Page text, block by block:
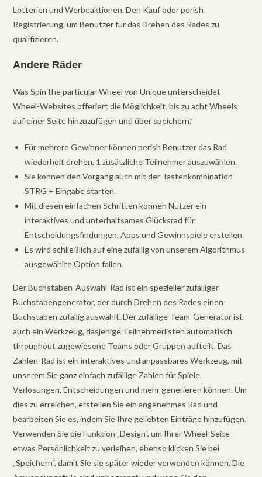
Lotterien und Werbeaktionen. Den Kauf oder perish
Registrierung, um Benutzer für das Drehen des Rades zu
qualifizieren.
Andere Räder
Was Spin the particular Wheel von Unique unterscheidet
Wheel-Websites offeriert die Möglichkeit, bis zu acht Wheels
auf einer Seite hinzuzufügen und über speichern.”
Für mehrere Gewinner können perish Benutzer das Rad
wiederholt drehen, 1 zusätzliche Teilnehmer auszuwählen.
Sie können den Vorgang auch mit der Tastenkombination
STRG + Eingabe starten.
Mit diesen einfachen Schritten können Nutzer ein
interaktives und unterhaltsames Glücksrad für
Entscheidungsfindungen, Apps und Gewinnspiele erstellen.
Es wird schließlich auf eine zufällig von unserem Algorithmus
ausgewählte Option fallen.
Der Buchstaben-Auswahl-Rad ist ein spezieller zufälliger
Buchstabengenerator, der durch Drehen des Rades einen
Buchstaben zufällig auswählt. Der zufällige Team-Generator ist
auch ein Werkzeug, dasjenige Teilnehmerlisten automatisch
throughout zugewiesene Teams oder Gruppen aufteilt. Das
Zahlen-Rad ist ein interaktives und anpassbares Werkzeug, mit
unserem Sie ganz einfach zufällige Zahlen für Spiele,
Verlosungen, Entscheidungen und mehr generieren können. Um
dies zu erreichen, erstellen Sie ein angenehmes Rad und
bearbeiten Sie es, indem Sie Ihre geliebten Einträge hinzufügen.
Verwenden Sie die Funktion „Design“, um Ihrer Wheel-Seite
etwas Persönlichkeit zu verleihen, ebenso klicken Sie bei
„Speichern“, damit Sie sie später wieder verwenden können. Die